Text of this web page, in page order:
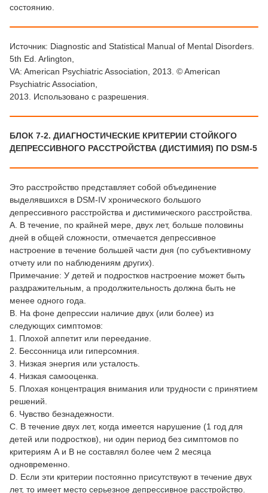
состоянию.
Источник: Diagnostic and Statistical Manual of Mental Disorders.
5th Ed. Arlington,
VA: American Psychiatric Association, 2013. © American
Psychiatric Association,
2013. Использовано с разрешения.
БЛОК 7-2. ДИАГНОСТИЧЕСКИЕ КРИТЕРИИ СТОЙКОГО
ДЕПРЕССИВНОГО РАССТРОЙСТВА (ДИСТИМИЯ) ПО DSM-5
Это расстройство представляет собой объединение
выделявшихся в DSM-IV хронического большого
депрессивного расстройства и дистимического расстройства.
A. В течение, по крайней мере, двух лет, больше половины
дней в общей сложности, отмечается депрессивное
настроение в течение большей части дня (по субъективному
отчету или по наблюдениям других).
Примечание: У детей и подростков настроение может быть
раздражительным, а продолжительность должна быть не
менее одного года.
B. На фоне депрессии наличие двух (или более) из
следующих симптомов:
1. Плохой аппетит или переедание.
2. Бессонница или гиперсомния.
3. Низкая энергия или усталость.
4. Низкая самооценка.
5. Плохая концентрация внимания или трудности с принятием
решений.
6. Чувство безнадежности.
C. В течение двух лет, когда имеется нарушение (1 год для
детей или подростков), ни один период без симптомов по
критериям А и В не составлял более чем 2 месяца
одновременно.
D. Если эти критерии постоянно присутствуют в течение двух
лет, то имеет место серьезное депрессивное расстройство.